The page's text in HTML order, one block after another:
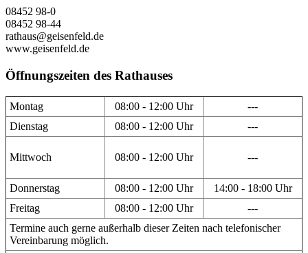
08452 98-0
08452 98-44
rathaus@geisenfeld.de
www.geisenfeld.de
Öffnungszeiten des Rathauses
Montag 08:00 - 12:00 Uhr
---
Dienstag
08:00 - 12:00 Uhr ---
Mittwoch 08:00 - 12:00 Uhr ---
Donnerstag 08:00 - 12:00 Uhr
14:00 - 18:00 Uhr
Freitag
08:00 - 12:00 Uhr
---
Termine auch gerne außerhalb dieser Zeiten nach telefonischer
Vereinbarung möglich.